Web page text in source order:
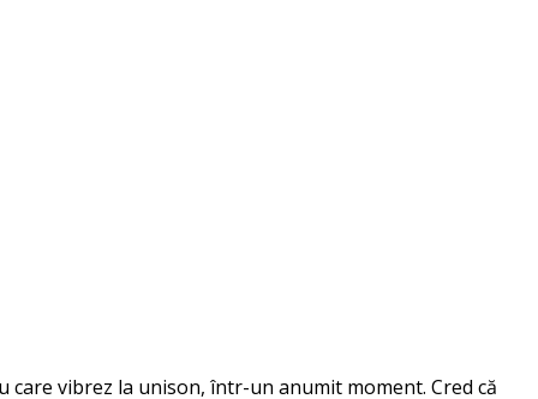
care vibrez la unison, într-un anumit moment. Cred că